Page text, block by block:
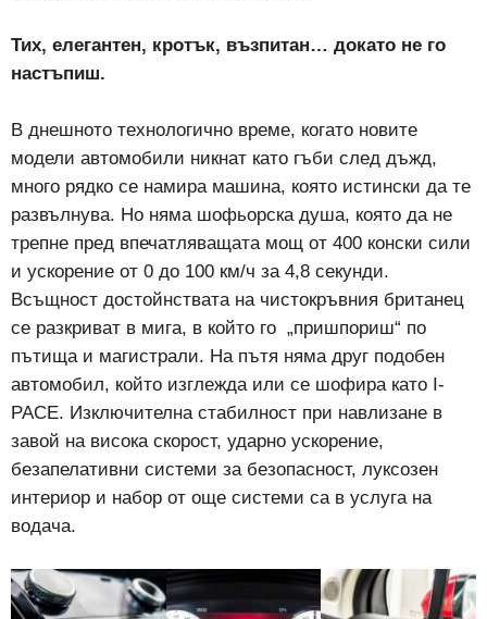
Тих, елегантен, кротък, възпитан… докато не го
настъпиш.
В днешното технологично време, когато новите
модели автомобили никнат като гъби след дъжд,
много рядко се намира машина, която истински да те
развълнува. Но няма шофьорска душа, която да не
трепне пред впечатляващата мощ от 400 конски сили
и ускорение от 0 до 100 км/ч за 4,8 секунди.
Всъщност достойнствата на чистокръвния британец
се разкриват в мига, в който го „пришпориш“ по
пътища и магистрали. На пътя няма друг подобен
автомобил, който изглежда или се шофира като I-
PACE. Изключителна стабилност при навлизане в
завой на висока скорост, ударно ускорение,
безапелативни системи за безопасност, луксозен
интериор и набор от още системи са в услуга на
водача.